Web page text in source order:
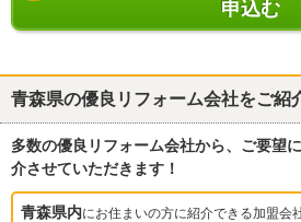
申込む
青森県の優良リフォーム会社をご紹
多数の優良リフォーム会社から、ご要望
介させていただきます！
青森県内にお住まいの方に紹介できる加盟会